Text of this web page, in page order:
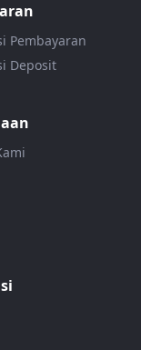
Pembayaran
Deposit